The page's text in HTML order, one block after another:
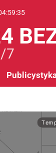
:59:36
7